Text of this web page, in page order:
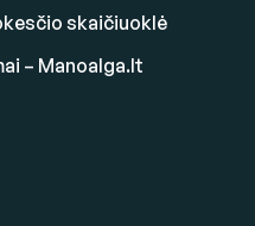
skaičiuoklė
– Manoalga.lt